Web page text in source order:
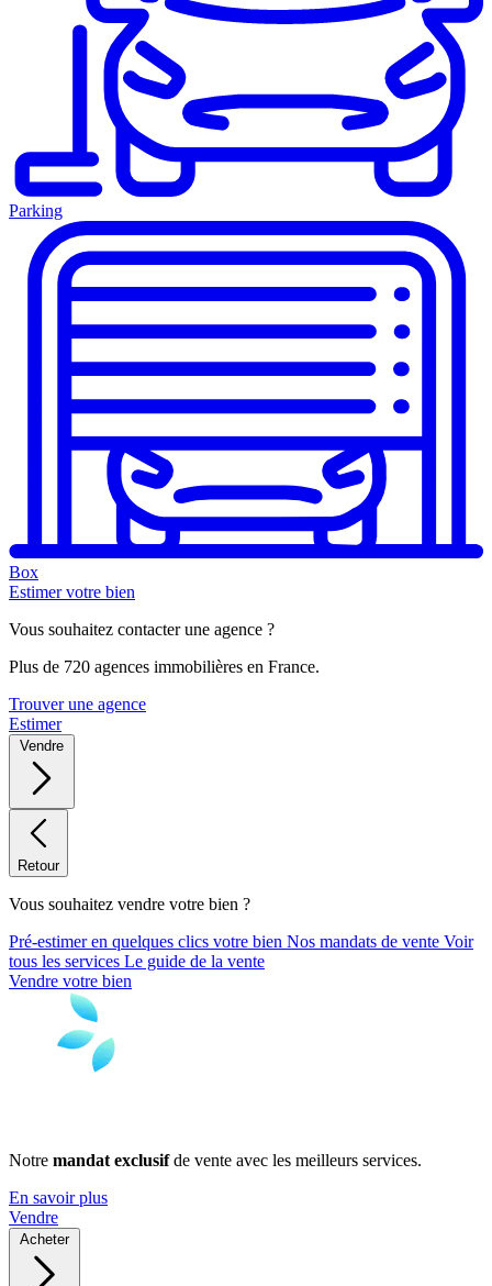
Parking
Box
Estimer votre bien
Vous souhaitez contacter une agence ?
Plus de 720 agences immobilières en France.
Trouver une agence
Estimer
Vendre
Retour
Vous souhaitez vendre votre bien ?
Pré-estimer en quelques clics votre bien Nos mandats de vente Voir
tous les services Le guide de la vente
Vendre votre bien
Notre mandat exclusifde vente avec les meilleurs services.
En savoir plus
Vendre
Acheter